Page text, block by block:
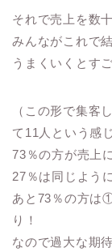
それで売上を数
みんながこれで
うまくいくとす
（この形で集客
て11人という感じ
73％の方が売上
27％は同じよう
あと73％の方
り！
なので過大な期